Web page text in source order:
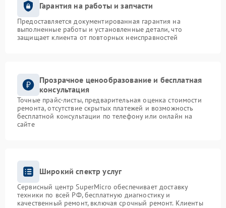
Гарантия на работы и запчасти
Предоставляется документированная гарантия на
выполненные работы и установленные детали, что
защищает клиента от повторных неисправностей
Прозрачное ценообразование и бесплатная
консультация
Точные прайс-листы, предварительная оценка стоимости
ремонта, отсутствие скрытых платежей и возможность
бесплатной консультации по телефону или онлайн на
сайте
Широкий спектр услуг
Сервисный центр SuperMicro обеспечивает доставку
техники по всей РФ, бесплатную диагностику и
качественный ремонт, включая срочный ремонт. Клиенты